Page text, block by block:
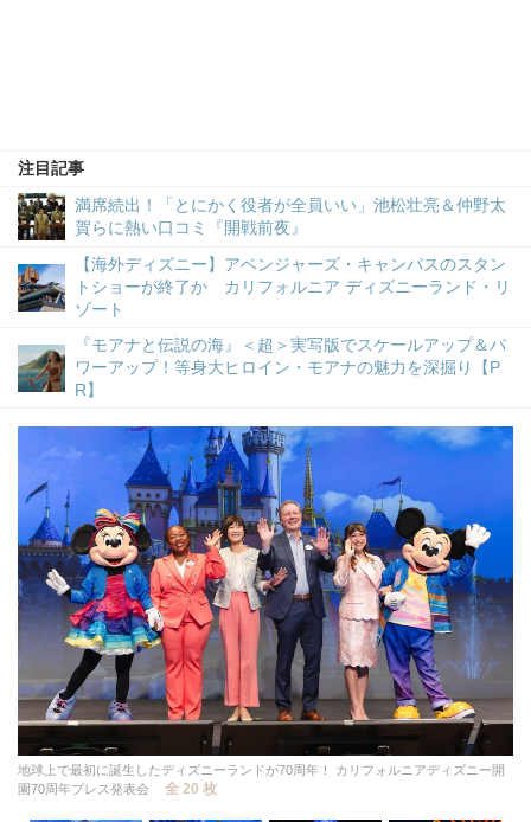
注目記事
満席続出！「とにかく役者が全員いい」池松壮亮＆仲野太
賀らに熱い口コミ『開戦前夜』
【海外ディズニー】アベンジャーズ・キャンパスのスタン
トショーが終了か カリフォルニア ディズニーランド・リ
ゾート
『モアナと伝説の海』＜超＞実写版でスケールアップ＆パ
ワーアップ！等身大ヒロイン・モアナの魅力を深掘り【P
R】
地球上で最初に誕生したディズニーランドが70周年！ カリフォルニアディズニー開
園70周年プレス発表会
全 20 枚